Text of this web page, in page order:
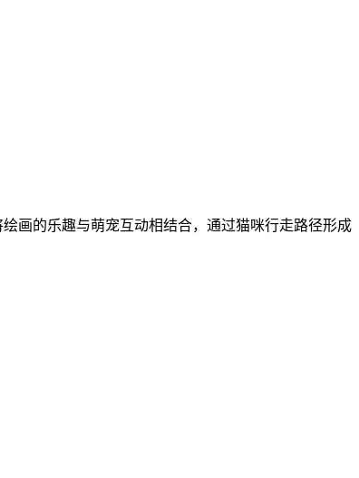
画的乐趣与萌宠互动相结合，通过猫咪行走路径形成